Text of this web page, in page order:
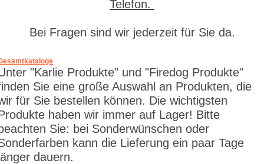
Telefon.
Bei Fragen sind wir jederzeit für Sie da.
"Karlie Produkte" und "Firedog Produkte"
Sie eine große Auswahl an Produkten, die
für Sie bestellen können. Die wichtigsten
haben wir immer auf Lager! Bitte
Sie: bei Sonderwünschen oder
kann die Lieferung ein paar Tage
dauern.